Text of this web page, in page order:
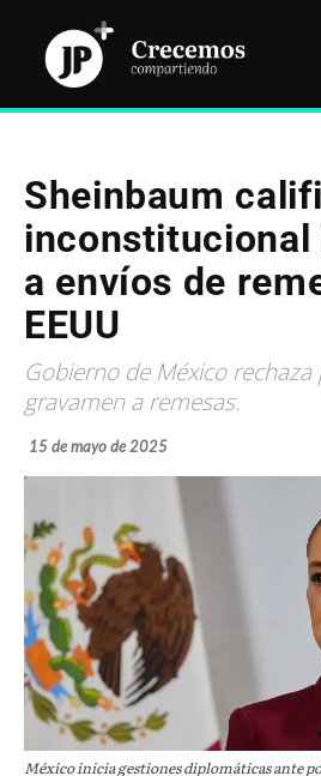
Sheinbaum
inconstitucional
a envíos de
EEUU
Gobierno de México
gravamen a remesas.
15 de mayo de 2025
México inicia gestiones diplomáticas ante